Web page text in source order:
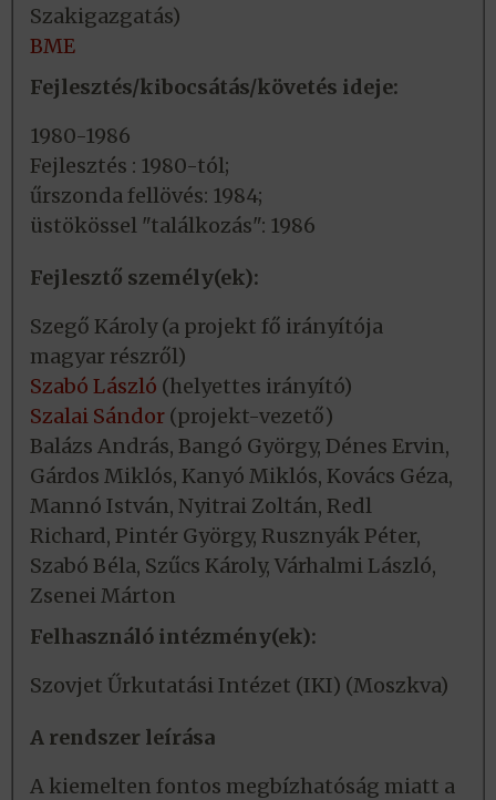
Szakigazgatás)
BME
Fejlesztés/kibocsátás/követés ideje:
1980-1986
Fejlesztés : 1980-tól;
űrszonda fellövés: 1984;
üstökössel "találkozás": 1986
Fejlesztő személy(ek):
Szegő Károly (a projekt fő irányítója
magyar részről)
Szabó László (helyettes irányító)
Szalai Sándor (projekt-vezető)
Balázs András, Bangó György, Dénes Ervin,
Gárdos Miklós, Kanyó Miklós, Kovács Géza,
Mannó István, Nyitrai Zoltán, Redl
Richard, Pintér György, Rusznyák Péter,
Szabó Béla, Szűcs Károly, Várhalmi László,
Zsenei Márton
Felhasználó intézmény(ek):
Szovjet Űrkutatási Intézet (IKI) (Moszkva)
A rendszer leírása
A kiemelten fontos megbízhatóság miatt a